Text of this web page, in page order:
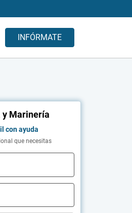
INFÓRMATE
y Marinería
con ayuda
que necesitas